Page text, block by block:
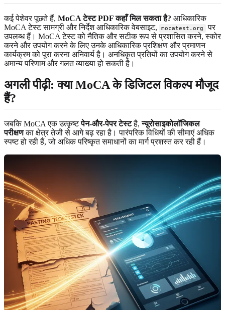
कई पेशेवर पूछते हैं, MoCA टेस्ट PDF कहाँ मिल सकता है? आधिकारिक
MoCA टेस्ट सामग्री और निर्देश आधिकारिक वेबसाइट,
mocatest.org
पर
उपलब्ध हैं। MoCA टेस्ट को नैतिक और सटीक रूप से प्रशासित करने, स्कोर
करने और उपयोग करने के लिए उनके आधिकारिक प्रशिक्षण और प्रमाणन
कार्यक्रम को पूरा करना अनिवार्य है। अनधिकृत प्रतियों का उपयोग करने से
अमान्य परिणाम और गलत व्याख्या हो सकती है।
अगली पीढ़ी: क्या MoCA के डिजिटल विकल्प मौजूद
हैं?
जबकि MoCA एक उत्कृष्टपेन-और-पेपर टेस्टहै,न्यूरोसाइकोलॉजिकल
परीक्षणका क्षेत्र तेजी से आगे बढ़ रहा है। पारंपरिक विधियों की सीमाएं अधिक
स्पष्ट हो रही हैं, जो अधिक परिष्कृत समाधानों का मार्ग प्रशस्त कर रही हैं।